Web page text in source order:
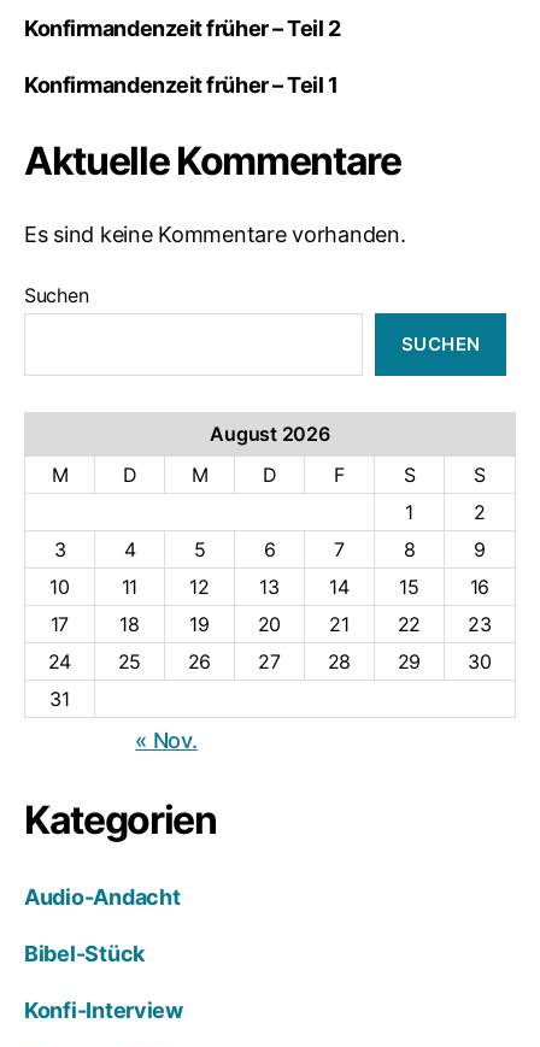
Konfirmandenzeit früher – Teil 2
Konfirmandenzeit früher – Teil 1
Aktuelle Kommentare
Es sind keine Kommentare vorhanden.
Suchen
SUCHEN
August 2026
M
D M D F S
S
1
2
3
4 5 6 7 8
9
10
11 12 13 14 15
16
17
18 19 20 21 22
23
24
25 26 27 28 29
30
31
« Nov.
Kategorien
Audio-Andacht
Bibel-Stück
Konfi-Interview